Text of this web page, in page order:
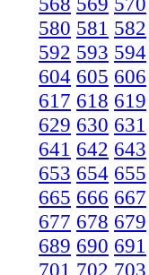
580 581 582
592 593 594
604 605 606
617 618 619
629 630 631
641 642 643
653 654 655
665 666 667
677 678 679
689 690 691
701 702 703